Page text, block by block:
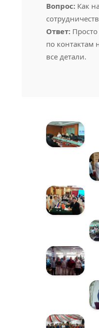
Вопрос:Как
Ответ:Просто
по
все детали.